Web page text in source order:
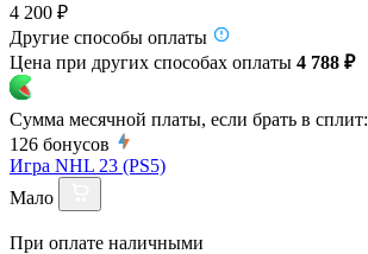
4 200 ₽
Другие способы оплаты
Цена при других способах оплаты 4 788 ₽
Сумма месячной платы, если брать в сплит:
126 бонусов
Игра NHL 23 (PS5)
Мало
При оплате наличными